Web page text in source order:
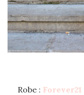
Robe : Forever21